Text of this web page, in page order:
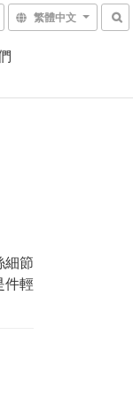
繁體中文
細節
件輕